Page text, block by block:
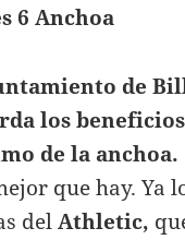
6 Anchoa
de
los
de la anchoa.
que hay. Ya
delAthletic,